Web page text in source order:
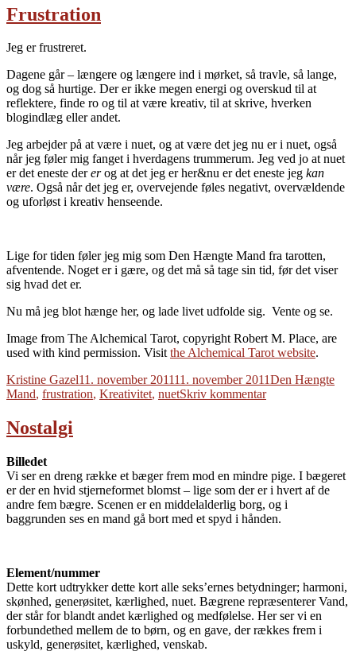
Frustration
Jeg er frustreret.
Dagene går – længere og længere ind i mørket, så travle, så lange,
og dog så hurtige. Der er ikke megen energi og overskud til at
reflektere, finde ro og til at være kreativ, til at skrive, hverken
blogindlæg eller andet.
Jeg arbejder på at være i nuet, og at være det jeg nu er i nuet, også
når jeg føler mig fanget i hverdagens trummerum. Jeg ved jo at nuet
er det eneste dererog at det jeg er her&nu er det eneste jeg kan
være. Også når det jeg er, overvejende føles negativt, overvældende
og uforløst i kreativ henseende.
Lige for tiden føler jeg mig som Den Hængte Mand fra tarotten,
afventende. Noget er i gære, og det må så tage sin tid, før det viser
sig hvad det er.
Nu må jeg blot hænge her, og lade livet udfolde sig. Vente og se.
Image from The Alchemical Tarot, copyright Robert M. Place, are
used with kind permission. Visitthe Alchemical Tarot website.
Forfatter
Kristine GazelUdgivet
11. november 201111. november 2011Tags
Den Hængte
Mand, frustration, Kreativitet, nuetSkriv kommentartil
Nostalgi
Billedet
Vi ser en dreng række et bæger frem mod en mindre pige. I bægeret
er der en hvid stjerneformet blomst – lige som der er i hvert af de
andre fem bægre. Scenen er en middelalderlig borg, og i
baggrunden ses en mand gå bort med et spyd i hånden.
Element/nummer
Dette kort udtrykker dette kort alle seks’ernes betydninger; harmoni,
skønhed, generøsitet, kærlighed, nuet. Bægrene repræsenterer Vand,
der står for blandt andet kærlighed og medfølelse. Her ser vi en
forbundethed mellem de to børn, og en gave, der rækkes frem i
uskyld, generøsitet, kærlighed, venskab.